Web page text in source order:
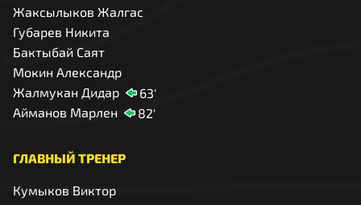
Жаксылыков Жалгас
Губарев Никита
Бактыбай Саят
Мокин Александр
Жалмукан Дидар
63'
Айманов Марлен
82'
ГЛАВНЫЙ ТРЕНЕР
Кумыков Виктор